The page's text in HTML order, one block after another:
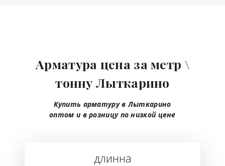
Арматура цена за метр \
тонну Лыткарино
Купить арматуру в Лыткарино
оптом и в розницу по низкой цене
длинна